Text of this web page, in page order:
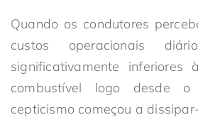
Quando os condutores
custos operacionais
significativamente inferiores
combustível logo desde
cepticismo começou a